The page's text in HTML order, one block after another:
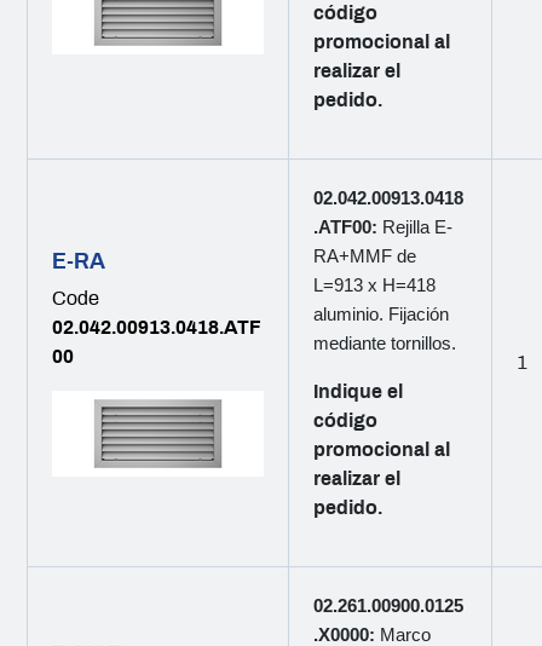
código
promocional al
realizar el
pedido.
E-RA
Code
02.042.00913.0418.ATF
00
02.042.00913.0418
.ATF00: Rejilla E-
RA+MMF de
L=913 x H=418
aluminio. Fijación
mediante tornillos.
Indique el
código
promocional al
realizar el
pedido.
1
02.261.00900.0125
.X0000: Marco